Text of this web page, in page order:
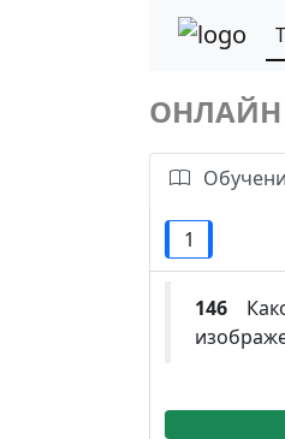
ОНЛАЙН
1
146